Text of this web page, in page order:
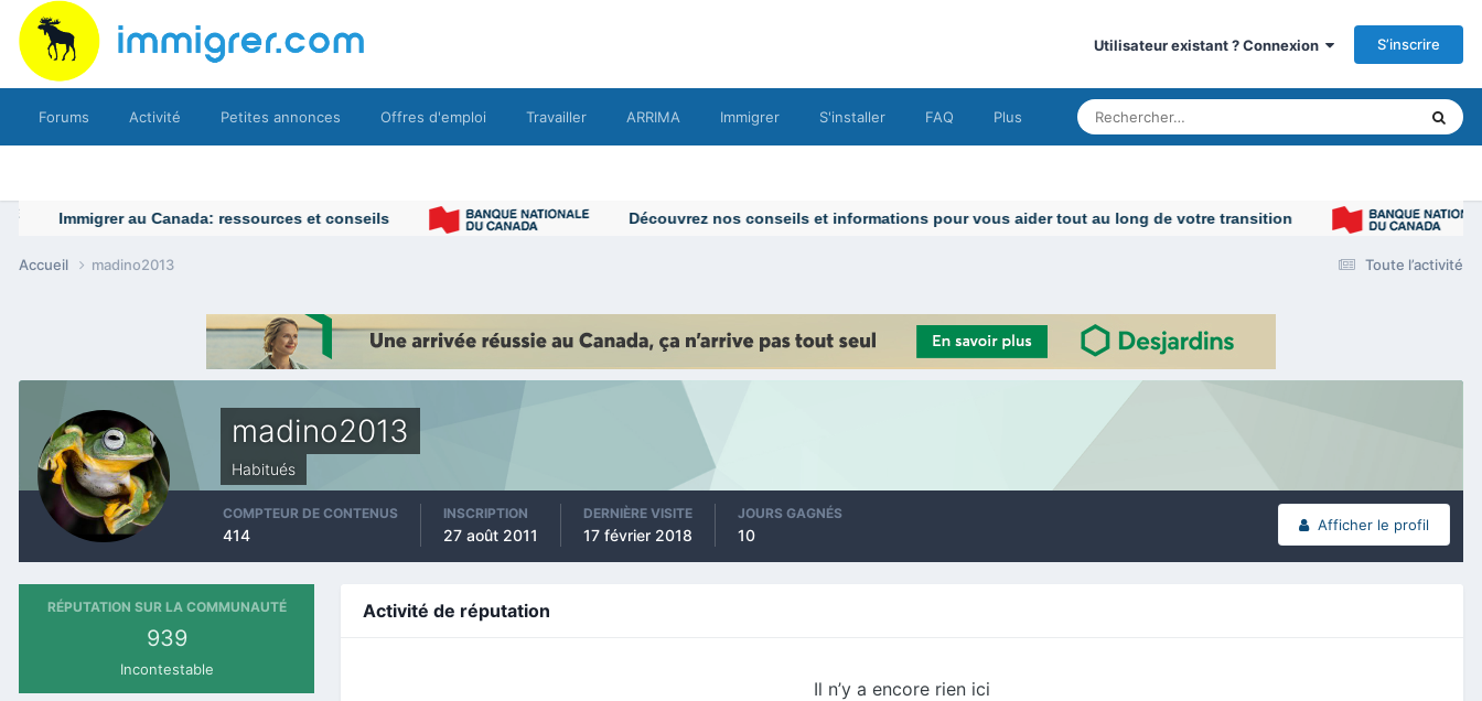
Utilisateur existant ? Connexion S’inscrire
Forums Activité Petites annonces Offres d'emploi Travailler ARRIMA Immigrer S'installer FAQ Plus
Toute l’activité
Accueil madino2013
madino2013
Habitués
Afficher le profil
COMPTEUR DE CONTENUS
414
INSCRIPTION
27 août 2011
DERNIÈRE VISITE
17 février 2018
JOURS GAGNÉS
10
RÉPUTATION SUR LA COMMUNAUTÉ
939
Incontestable
Activité de réputation
Il n’y a encore rien ici